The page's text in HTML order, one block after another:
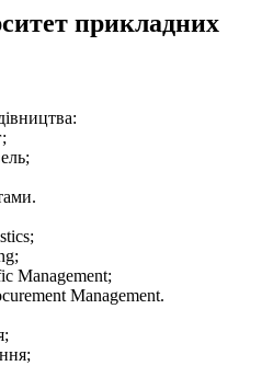
прикладних
Management;
Management.